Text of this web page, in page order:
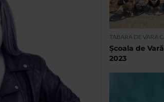
TABARA DE VARA
Școala de
2023